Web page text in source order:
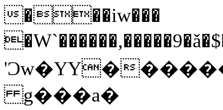
���iw���
'Ͻw�YY�
g���a�